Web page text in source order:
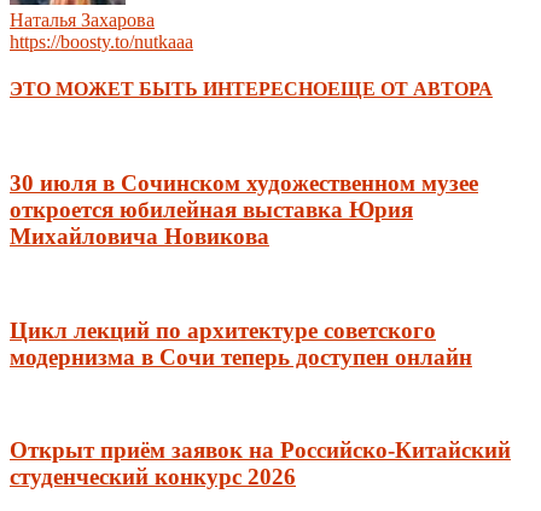
Наталья Захарова
https://boosty.to/nutkaaa
ЭТО МОЖЕТ БЫТЬ ИНТЕРЕСНОЕЩЕ ОТ АВТОРА
30 июля в Сочинском художественном музее
откроется юбилейная выставка Юрия
Михайловича Новикова
Цикл лекций по архитектуре советского
модернизма в Сочи теперь доступен онлайн
Открыт приём заявок на Российско-Китайский
студенческий конкурс 2026